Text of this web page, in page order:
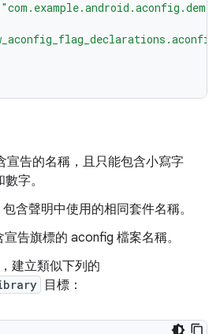
宣告的名稱，且只能包含小寫字
字。
包含聲明中使用的相同套件名稱。
宣告旗標的 aconfig 檔案名稱。
建立類似下列的
目標：